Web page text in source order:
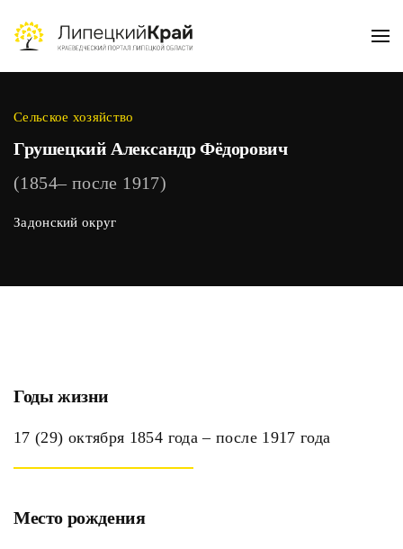
Skip to main content
Сельское хозяйство
Грушецкий Александр Фёдорович
(1854– после 1917)
Задонский округ
Годы жизни
17 (29) октября 1854 года – после 1917 года
Место рождения